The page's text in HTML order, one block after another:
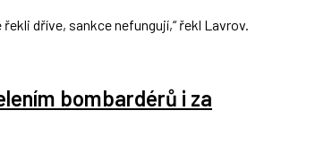
dříve, sankce nefungují,“ řekl Lavrov.
bombardérů i za